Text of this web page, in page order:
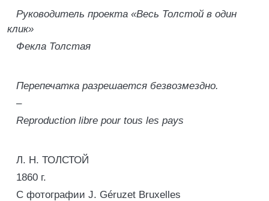
Руководитель проекта «Весь Толстой в один
клик»
Фекла Толстая
Перепечатка разрешается безвозмездно.
–
Reproduction libre pour tous les pays
Л. Н. ТОЛСТОЙ
1860 г.
С фотографии J. Géruzet Bruxelles